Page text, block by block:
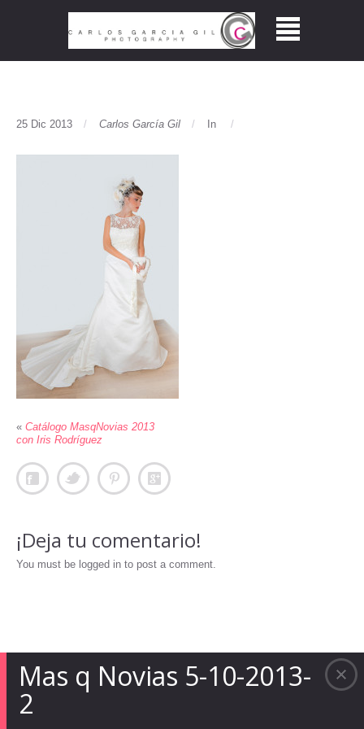
Mas q Novias 5-10-2013-
2
25 Dic 2013 Carlos García Gil In
« Catálogo MasqNovias 2013
con Iris Rodríguez
¡Deja tu comentario!
You must be logged in to post a comment.